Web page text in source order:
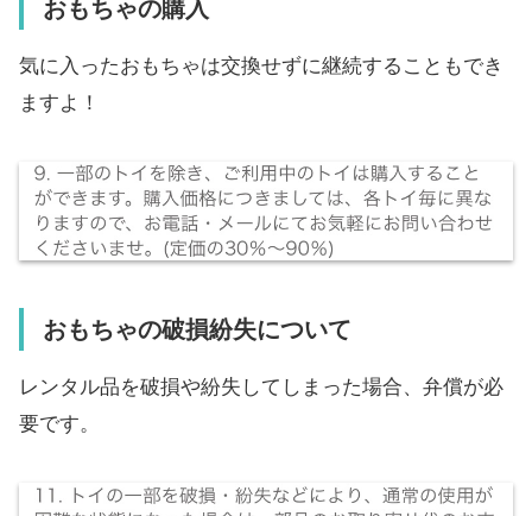
おもちゃの購入
気に入ったおもちゃは交換せずに継続することもでき
ますよ！
おもちゃの破損紛失について
レンタル品を破損や紛失してしまった場合、弁償が必
要です。